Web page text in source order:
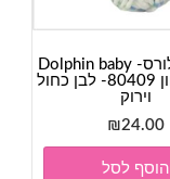
דולפין קולורס- Dolphin baby
colors- גוון 80409- לבן כחול
וירוק
₪24.00
הוסף לסל